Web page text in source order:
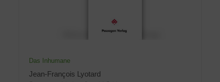
Das Inhumane
Jean-François Lyotard